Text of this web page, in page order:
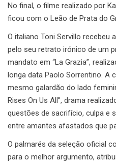
No final, o filme realizado por
ficou com o Leão de Prata do
O italiano Toni Servillo recebeu
pelo seu retrato irónico de um
mandato em “La Grazia”,
longa data Paolo Sorrentino. A
mesmo galardão do lado
Rises On Us All”, drama
questões de sacrifício, culpa e
entre amantes afastados que
O palmarés da seleção oficial
para o melhor argumento,